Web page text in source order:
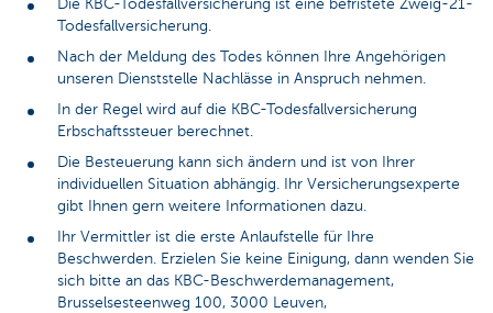
Die KBC-Todesfallversicherung ist eine befristete Zweig-21-
Todesfallversicherung.
Nach der Meldung des Todes können Ihre Angehörigen
unseren Dienststelle Nachlässe in Anspruch nehmen.
In der Regel wird auf die KBC-Todesfallversicherung
Erbschaftssteuer berechnet.
Die Besteuerung kann sich ändern und ist von Ihrer
individuellen Situation abhängig. Ihr Versicherungsexperte
gibt Ihnen gern weitere Informationen dazu.
Ihr Vermittler ist die erste Anlaufstelle für Ihre
Beschwerden. Erzielen Sie keine Einigung, dann wenden Sie
sich bitte an das KBC-Beschwerdemanagement,
Brusselsesteenweg 100, 3000 Leuven,